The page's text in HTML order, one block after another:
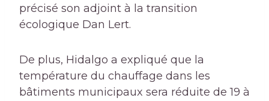
précisé son adjoint à la transition
écologique Dan Lert.
De plus, Hidalgo a expliqué que la
température du chauffage dans les
bâtiments municipaux sera réduite de 19 à